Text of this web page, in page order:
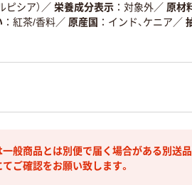
トです。詳しくはページ下部の商品詳細
で確認できます。
ピシア） ／ 栄養成分表示 対象外／ 原材
紅茶/香料／ 原産国 インド、ケニア ／
一般商品とは別便で届く場合がある別送
ご確認をお願い致します。